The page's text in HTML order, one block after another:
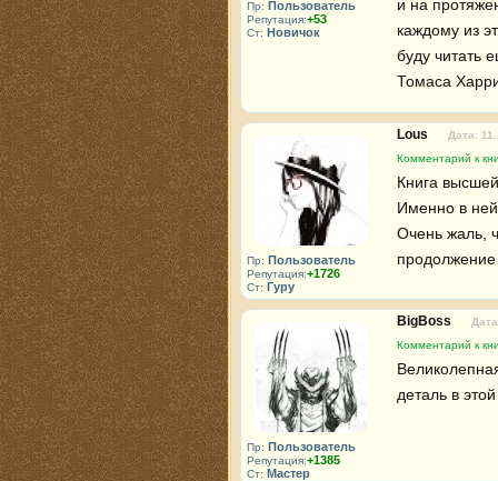
Пр: Пользователь
Репутация:+53
Ст: Новичок
и на
каждому из
буду читать
Томаса
Пр: Пользователь
Репутация:+1726
Ст: Гуру
Lous
Дата:
Комментарий к
Книга
Именно в
Очень жаль,
Пр: Пользователь
Репутация:+1385
Ст: Мастер
BigBoss
Комментарий к
деталь в